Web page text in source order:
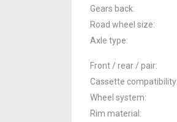
Gears back
Road wheel size
Axle type
Front / rear / pair
Cassette compatibility
Wheel system
Rim material